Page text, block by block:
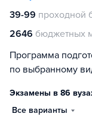
39-99 проходной
2646 бюджетных
Программа
по выбранному
Экзамены в 86
Все варианты